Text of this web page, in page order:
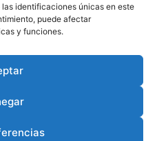
identificaciones únicas en este
puede afectar
y funciones.